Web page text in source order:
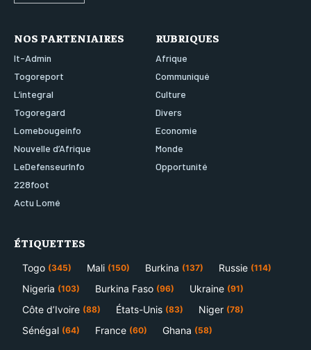
NOS PARTENIAIRES
It-Admin
Togoreport
L’integral
Togoregard
Lomebougeinfo
Nouvelle d’Afrique
LeDefenseurInfo
228foot
Actu Lomé
RUBRIQUES
Afrique
Communiqué
Culture
Divers
Economie
Monde
Opportunité
ÉTIQUETTES
Togo (345) Mali (150) Burkina (137) Russie (114)
Nigeria (103) Burkina Faso (96) Ukraine (91)
Côte d’Ivoire (88) États-Unis (83) Niger (78)
Sénégal (64) France (60) Ghana (58)